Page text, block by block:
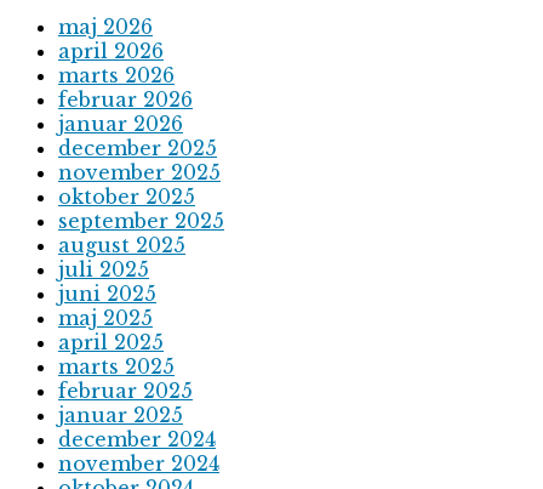
maj 2026
april 2026
marts 2026
februar 2026
januar 2026
december 2025
november 2025
oktober 2025
september 2025
august 2025
juli 2025
juni 2025
maj 2025
april 2025
marts 2025
februar 2025
januar 2025
december 2024
november 2024